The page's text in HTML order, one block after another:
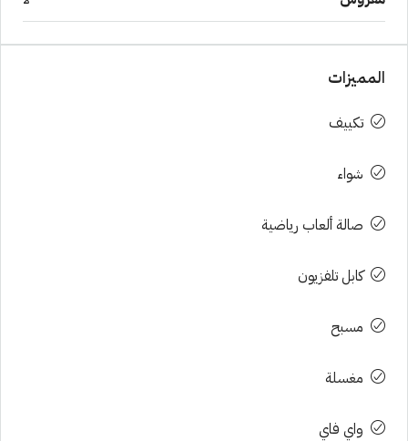
المميزات
تكييف
شواء
صالة ألعاب رياضية
كابل تلفزيون
مسبح
مغسلة
واي فاي